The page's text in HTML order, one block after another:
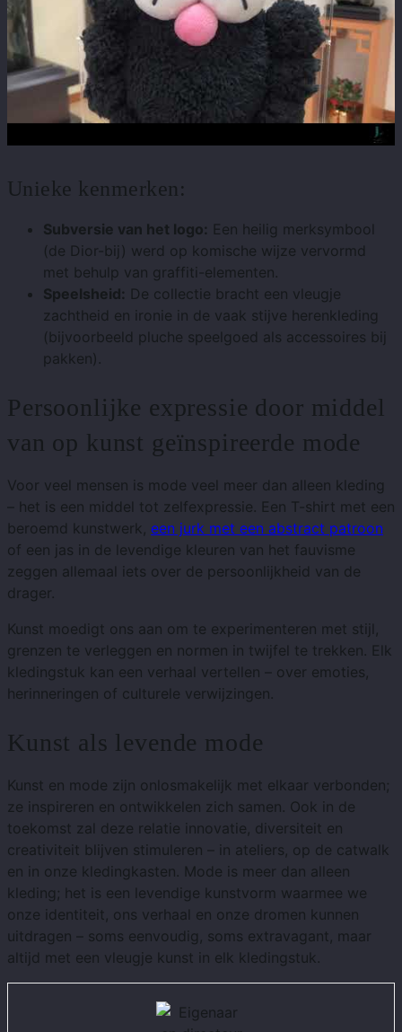
Unieke kenmerken:
Subversie van het logo: Een heilig merksymbool
(de Dior-bij) werd op komische wijze vervormd
met behulp van graffiti-elementen.
Speelsheid: De collectie bracht een vleugje
zachtheid en ironie in de vaak stijve herenkleding
(bijvoorbeeld pluche speelgoed als accessoires bij
pakken).
Persoonlijke expressie door middel
van op kunst geïnspireerde mode
Voor veel mensen is mode veel meer dan alleen kleding
– het is een middel tot zelfexpressie. Een T-shirt met een
beroemd kunstwerk, een jurk met een abstract patroon
of een jas in de levendige kleuren van het fauvisme
zeggen allemaal iets over de persoonlijkheid van de
drager.
Kunst moedigt ons aan om te experimenteren met stijl,
grenzen te verleggen en normen in twijfel te trekken. Elk
kledingstuk kan een verhaal vertellen – over emoties,
herinneringen of culturele verwijzingen.
Kunst als levende mode
Kunst en mode zijn onlosmakelijk met elkaar verbonden;
ze inspireren en ontwikkelen zich samen. Ook in de
toekomst zal deze relatie innovatie, diversiteit en
creativiteit blijven stimuleren – in ateliers, op de catwalk
en in onze kledingkasten. Mode is meer dan alleen
kleding; het is een levendige kunstvorm waarmee we
onze identiteit, ons verhaal en onze dromen kunnen
uitdragen – soms eenvoudig, soms extravagant, maar
altijd met een vleugje kunst in elk kledingstuk.